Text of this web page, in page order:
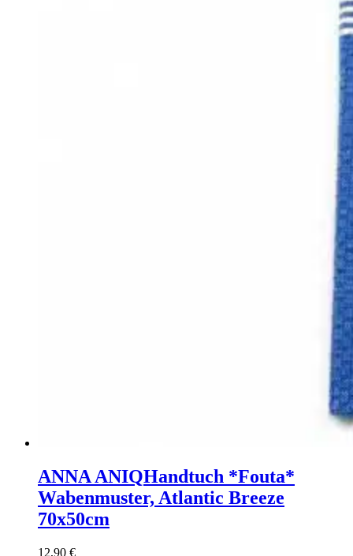
ANNA ANIQHandtuch *Fouta*
Wabenmuster, Atlantic Breeze
70x50cm
12,90 €